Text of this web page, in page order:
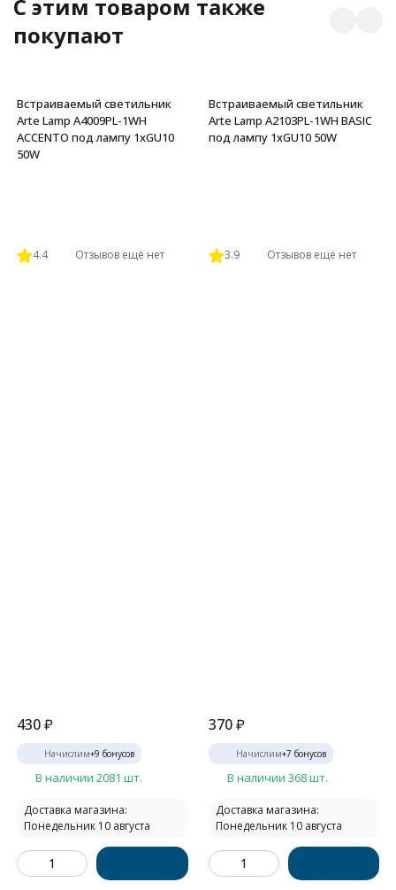
C этим товаром также
покупают
Встраиваемый светильник
Arte Lamp A4009PL-1WH
ACCENTO под лампу 1xGU10
50W
4.4 Отзывов ещё нет
430₽
Начислим+9 бонусов
В наличии 2081 шт.
Доставка магазина:
Понедельник 10 августа
Встраиваемый светильник
Arte Lamp A2103PL-1WH BASIC
под лампу 1xGU10 50W
3.9 Отзывов ещё нет
370 ₽
Начислим+7 бонусов
В наличии 368 шт.
Доставка магазина:
Понедельник 10 августа